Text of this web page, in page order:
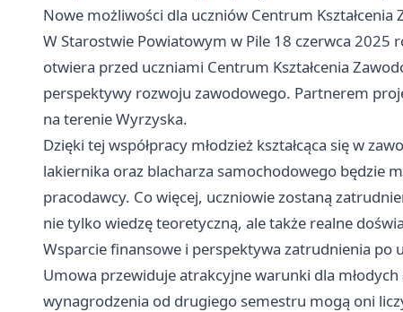
Nowe możliwości dla uczniów Centrum
W Starostwie Powiatowym w Pile 18 czerwca
otwiera przed uczniami Centrum Kształcenia
perspektywy rozwoju zawodowego. Partnerem
na terenie Wyrzyska.
Dzięki tej współpracy młodzież kształcąca się w
lakiernika oraz blacharza samochodowego będzie
pracodawcy. Co więcej, uczniowie zostaną
nie tylko wiedzę teoretyczną, ale także realne
Wsparcie finansowe i perspektywa zatrudnienia po
Umowa przewiduje atrakcyjne warunki dla
wynagrodzenia od drugiego semestru mogą oni